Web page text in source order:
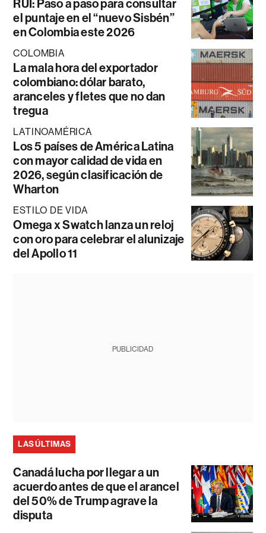
RUI: Paso a paso para consultar
el puntaje en el “nuevo Sisbén”
en Colombia este 2026
COLOMBIA
La mala hora del exportador
colombiano: dólar barato,
aranceles y fletes que no dan
tregua
LATINOAMÉRICA
Los 5 países de América Latina
con mayor calidad de vida en
2026, según clasificación de
Wharton
ESTILO DE VIDA
Omega x Swatch lanza un reloj
con oro para celebrar el alunizaje
del Apollo 11
PUBLICIDAD
LAS ÚLTIMAS
Canadá lucha por llegar a un
acuerdo antes de que el arancel
del 50% de Trump agrave la
disputa